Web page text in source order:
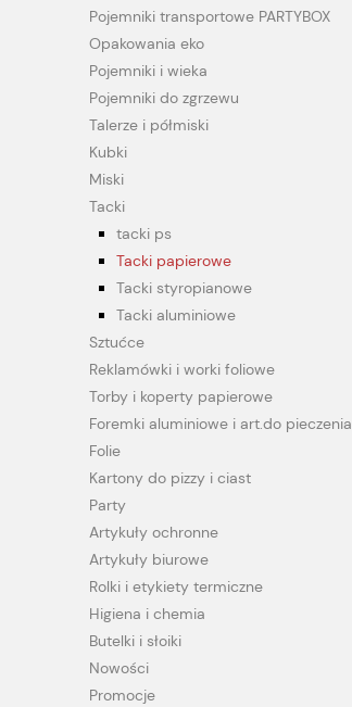
Pojemniki transportowe PARTYBOX
Opakowania eko
Pojemniki i wieka
Pojemniki do zgrzewu
Talerze i półmiski
Kubki
Miski
Tacki
tacki ps
Tacki papierowe
Tacki styropianowe
Tacki aluminiowe
Sztućce
Reklamówki i worki foliowe
Torby i koperty papierowe
Foremki aluminiowe i art.do pieczenia
Folie
Kartony do pizzy i ciast
Party
Artykuły ochronne
Artykuły biurowe
Rolki i etykiety termiczne
Higiena i chemia
Butelki i słoiki
Nowości
Promocje